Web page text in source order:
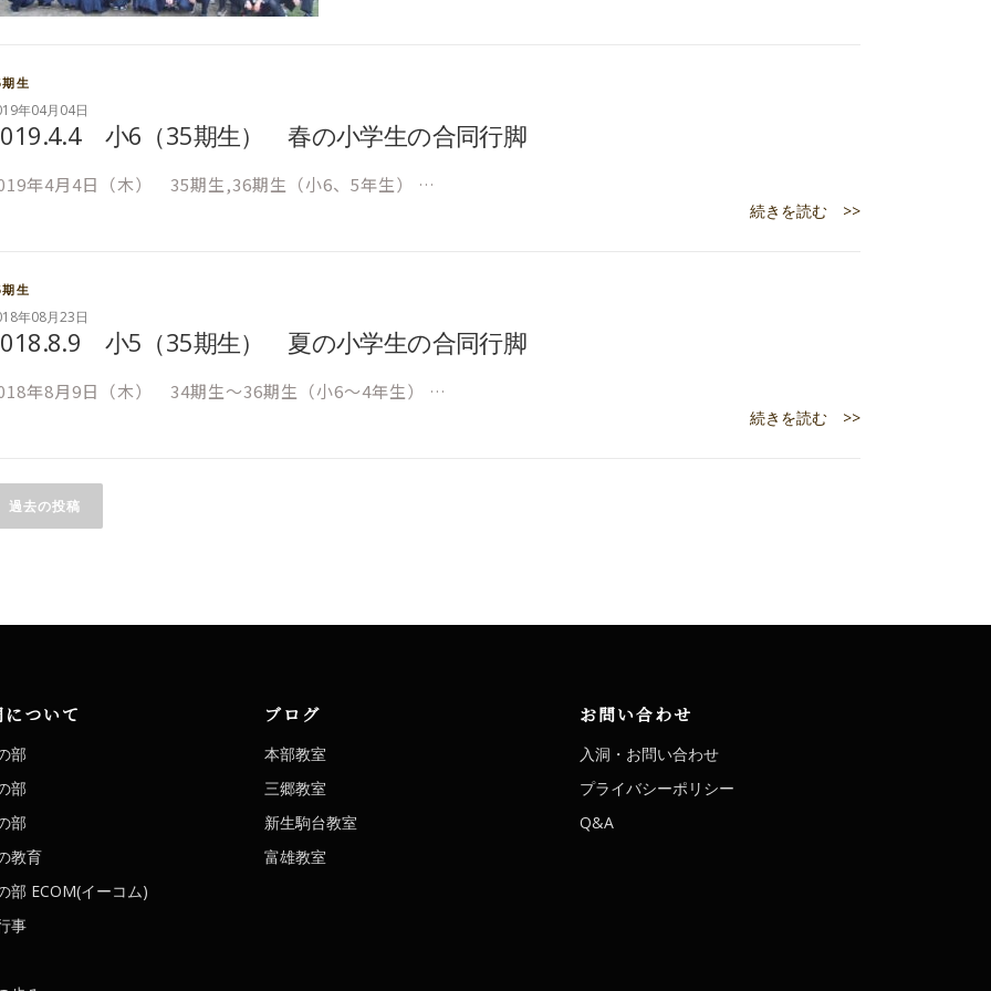
生
年04月04日
小6（35期生） 春の小学生の合同行脚
年4月4日（木） 35期生,36期生（小6、5年生） …
続きを読む >>
生
年08月23日
小5（35期生） 夏の小学生の合同行脚
年8月9日（木） 34期生～36期生（小6～4年生） …
続きを読む >>
過去の投稿
ついて
部
部
部
教育
部 ECOM(イーコム)
事
ブログ
本部教室
三郷教室
新生駒台教室
富雄教室
お問い合わせ
入洞・お問い合わせ
プライバシーポリシー
Q&A